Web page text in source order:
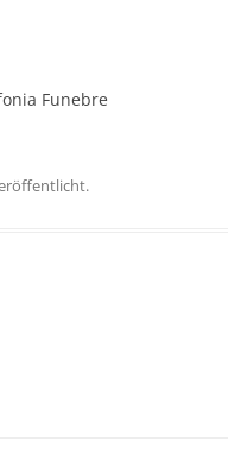
Funebre